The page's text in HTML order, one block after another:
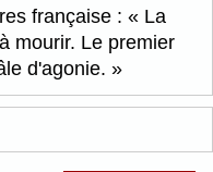
française :
La
mourir. Le premier
d'agonie.